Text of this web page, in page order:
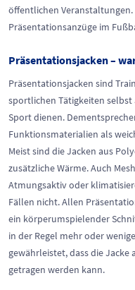
öffentlichen
Präsentationsanzüge im
Präsentationsjacken –
Präsentationsjacken sind
sportlichen Tätigkeiten
Sport dienen.
Funktionsmaterialien als
Meist sind die Jacken aus
zusätzliche Wärme. Auch
Atmungsaktiv oder
Fällen nicht. Allen
ein körperumspielender
in der Regel mehr oder
gewährleistet, dass die
getragen werden kann.